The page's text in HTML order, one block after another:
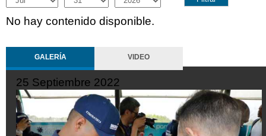
No hay contenido disponible.
GALERÍA VIDEO
25 Septiembre 2022